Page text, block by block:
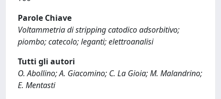
Parole Chiave
Voltammetria di stripping catodico adsorbitivo;
piombo; catecolo; leganti; elettroanalisi
Tutti gli autori
O. Abollino; A. Giacomino; C. La Gioia; M. Malandrino;
E. Mentasti